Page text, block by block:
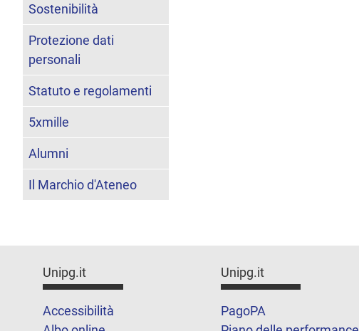
Sostenibilità
Protezione dati
personali
Statuto e regolamenti
5xmille
Alumni
Il Marchio d'Ateneo
Unipg.it
Accessibilità
Unipg.it
PagoPA